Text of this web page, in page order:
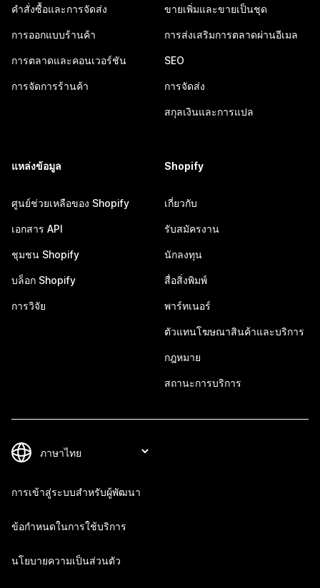
คำสั่งซื้อและการจัดส่ง
การออกแบบร้านค้า
การตลาดและคอนเวอร์ชัน
การจัดการร้านค้า
ขายเพิ่มและขายเป็นชุด
การส่งเสริมการตลาดผ่านอีเมล
SEO
การจัดส่ง
สกุลเงินและการแปล
แหล่งข้อมูล
ศูนย์ช่วยเหลือของ Shopify
เอกสาร API
ชุมชน Shopify
บล็อก Shopify
การวิจัย
Shopify
เกี่ยวกับ
รับสมัครงาน
นักลงทุน
สื่อสิ่งพิมพ์
พาร์ทเนอร์
ตัวแทนโฆษณาสินค้าและบริการ
กฎหมาย
สถานะการบริการ
การเข้าสู่ระบบสำหรับผู้พัฒนา
ข้อกำหนดในการใช้บริการ
นโยบายความเป็นส่วนตัว